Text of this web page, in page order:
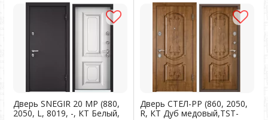
Дверь SNEGIR 20 МР (880,
2050, L, 8019, -, КТ Белый,
Дверь СТЕЛ-РР (860, 2050,
R, КТ Дуб медовый,TST-